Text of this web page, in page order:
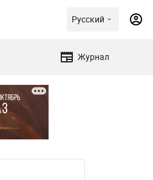
Русский
Журнал